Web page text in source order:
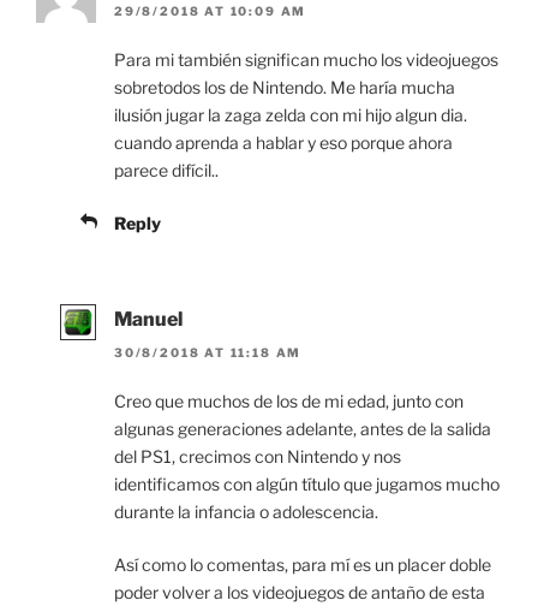
29/8/2018 AT 10:09 AM
Para mi también significan mucho los videojuegos
sobretodos los de Nintendo. Me haría mucha
ilusión jugar la zaga zelda con mi hijo algun dia.
cuando aprenda a hablar y eso porque ahora
parece difícil..
Reply
Manuel
30/8/2018 AT 11:18 AM
Creo que muchos de los de mi edad, junto con
algunas generaciones adelante, antes de la salida
del PS1, crecimos con Nintendo y nos
identificamos con algún título que jugamos mucho
durante la infancia o adolescencia.
Así como lo comentas, para mí es un placer doble
poder volver a los videojuegos de antaño de esta